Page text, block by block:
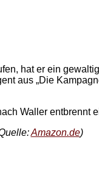
hat er ein
aus „Die
Waller
Amazon.de)